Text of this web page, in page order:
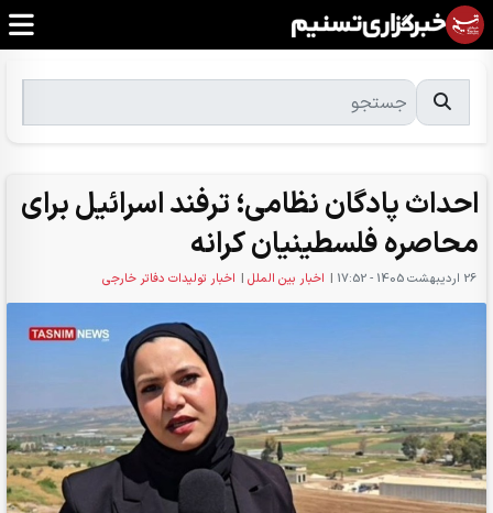
احداث پادگان نظامی؛ ترفند اسرائیل برای
محاصره فلسطینیان کرانه
26 ارديبهشت 1405 - 17:52 | اخبار بین الملل | اخبار تولیدات دفاتر خارجی